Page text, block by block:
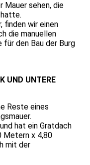
Mauer sehen, die
finden wir einen
die manuellen
für den Bau der Burg
UND UNTERE
Reste eines
hat ein Gratdach
Metern x 4,80
mit der